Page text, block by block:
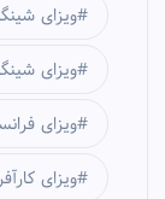
ویزای
ویزای
ویزای
ویزای